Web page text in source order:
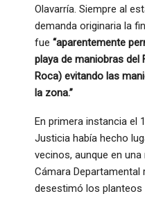
Olavarría. Siempre al
demanda originaria la
fue “aparentemente
playa de maniobras
Roca) evitando las
la zona.”
En primera instancia el
Justicia había hecho
vecinos, aunque en
Cámara
desestimó los planteos